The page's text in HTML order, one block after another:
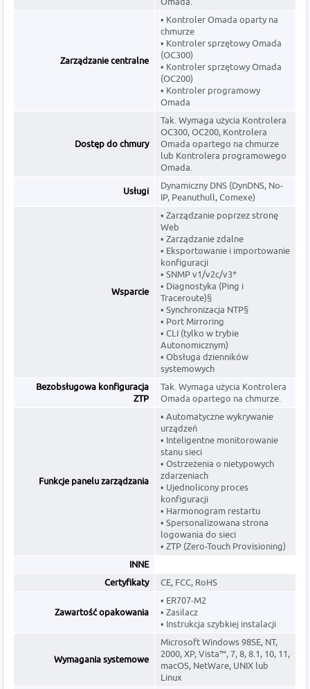
Zarządzanie centralne
• Kontroler Omada oparty na
chmurze
• Kontroler sprzętowy Omada
(OC300)
• Kontroler sprzętowy Omada
(OC200)
• Kontroler programowy
Omada
Dostęp do chmury
Tak. Wymaga użycia Kontrolera
OC300, OC200, Kontrolera
Omada opartego na chmurze
lub Kontrolera programowego
Omada.
Usługi
Dynamiczny DNS (DynDNS, No-
IP, Peanuthull, Comexe)
Wsparcie
• Zarządzanie poprzez stronę
Web
• Zarządzanie zdalne
• Eksportowanie i importowanie
konfiguracji
• SNMP v1/v2c/v3*
• Diagnostyka (Ping i
Traceroute)§
• Synchronizacja NTP§
• Port Mirroring
• CLI (tylko w trybie
Autonomicznym)
• Obsługa dzienników
systemowych
Bezobsługowa konfiguracja
ZTP
Tak. Wymaga użycia Kontrolera
Omada opartego na chmurze.
Funkcje panelu zarządzania
• Automatyczne wykrywanie
urządzeń
• Inteligentne monitorowanie
stanu sieci
• Ostrzeżenia o nietypowych
zdarzeniach
• Ujednolicony proces
konfiguracji
• Harmonogram restartu
• Spersonalizowana strona
logowania do sieci
• ZTP (Zero-Touch Provisioning)
INNE
Certyfikaty
CE, FCC, RoHS
Zawartość opakowania
• ER707-M2
• Zasilacz
• Instrukcja szybkiej instalacji
Wymagania systemowe
Microsoft Windows 98SE, NT,
2000, XP, Vista™, 7, 8, 8.1, 10, 11,
macOS, NetWare, UNIX lub
Linux